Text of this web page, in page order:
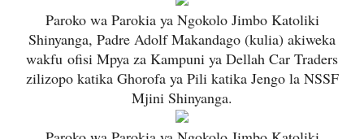
Paroko wa Parokia ya Ngokolo Jimbo Katoliki
Shinyanga, Padre Adolf Makandago (kulia) akiweka
wakfu ofisi Mpya za Kampuni ya Dellah Car Traders
zilizopo katika Ghorofa ya Pili katika Jengo la NSSF
Mjini Shinyanga.